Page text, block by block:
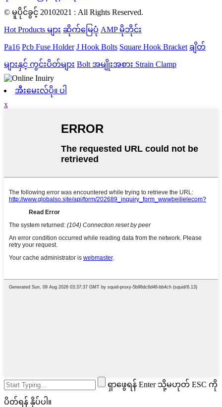
© မူပိုင်ခွင့် 20102021 : All Rights Reserved.
Hot Products များ ဆိုက်မြေပုံ AMP မိုဘိုင်း
Pa16 Pcb Fuse Holder J Hook Bolts Square Hook Bracket ချိတ်
များနှင့် ကွင်းပိတ်များ Bolt အမျိုးအစား Strain Clamp
အီးမေးလ်ပို။ ပါ
x
ရှာဖွေရန် Enter သို့မဟုတ် ESC ကို
ပိတ်ရန် နှိပ်ပါ။